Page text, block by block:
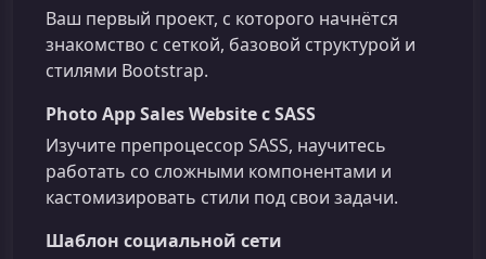
Ваш первый проект, с которого начнётся
знакомство с сеткой, базовой структурой и
стилями Bootstrap.
Photo App Sales Website с SASS
Изучите препроцессор SASS, научитесь
работать со сложными компонентами и
кастомизировать стили под свои задачи.
Шаблон социальной сети